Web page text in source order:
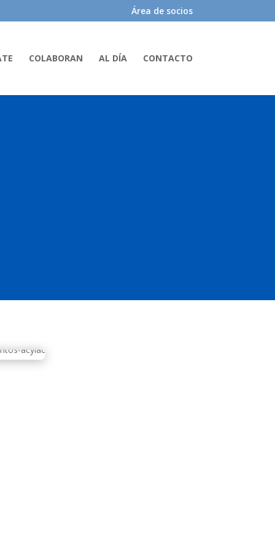
Área de socios
COLABORAN AL DÍA CONTACTO